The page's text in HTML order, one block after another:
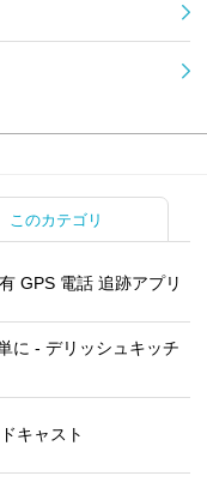
このカテゴリ
GPS 電話 追跡アプリ
に - デリッシュキッチ
キャスト